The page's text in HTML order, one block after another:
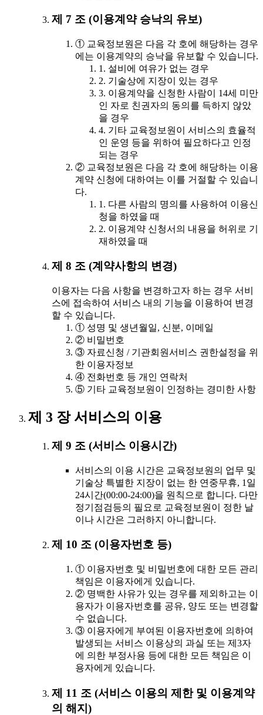
제 7 조 (이용계약 승낙의 유보)
① 교육정보원은 다음 각 호에 해당하는 경우
에는 이용계약의 승낙을 유보할 수 있습니다.
1. 설비에 여유가 없는 경우
2. 기술상에 지장이 있는 경우
3. 이용계약을 신청한 사람이 14세 미만
인 자로 친권자의 동의를 득하지 않았
을 경우
4. 기타 교육정보원이 서비스의 효율적
인 운영 등을 위하여 필요하다고 인정
되는 경우
② 교육정보원은 다음 각 호에 해당하는 이용
계약 신청에 대하여는 이를 거절할 수 있습니
다.
1. 다른 사람의 명의를 사용하여 이용신
청을 하였을 때
2. 이용계약 신청서의 내용을 허위로 기
재하였을 때
제 8 조 (계약사항의 변경)
이용자는 다음 사항을 변경하고자 하는 경우 서비
스에 접속하여 서비스 내의 기능을 이용하여 변경
할 수 있습니다.
① 성명 및 생년월일, 신분, 이메일
② 비밀번호
③ 자료신청 / 기관회원서비스 권한설정을 위
한 이용자정보
④ 전화번호 등 개인 연락처
⑤ 기타 교육정보원이 인정하는 경미한 사항
제 3 장 서비스의 이용
제 9 조 (서비스 이용시간)
서비스의 이용 시간은 교육정보원의 업무 및
기술상 특별한 지장이 없는 한 연중무휴, 1일
24시간(00:00-24:00)을 원칙으로 합니다. 다만
정기점검등의 필요로 교육정보원이 정한 날
이나 시간은 그러하지 아니합니다.
제 10 조 (이용자번호 등)
① 이용자번호 및 비밀번호에 대한 모든 관리
책임은 이용자에게 있습니다.
② 명백한 사유가 있는 경우를 제외하고는 이
용자가 이용자번호를 공유, 양도 또는 변경할
수 없습니다.
③ 이용자에게 부여된 이용자번호에 의하여
발생되는 서비스 이용상의 과실 또는 제3자
에 의한 부정사용 등에 대한 모든 책임은 이
용자에게 있습니다.
제 11 조 (서비스 이용의 제한 및 이용계약
의 해지)